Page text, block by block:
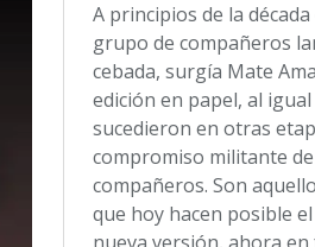
A principios de la
grupo de compañeros
cebada, surgía Mate
edición en papel, al
sucedieron en otras
compromiso militante
compañeros. Son
que hoy hacen posible